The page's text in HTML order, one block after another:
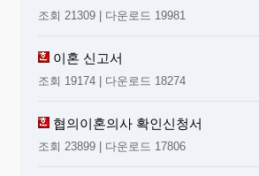
사항은?
① 모바일화 ② 네트워크화
③ 융합/복합화 ④ 특성
는?
① 구매 한다
② 구매 않한다
조회 21309 | 다운로드 19981
이혼 신고서
조회 19174 | 다운로드 18274
협의이혼의사 확인신청서
조회 23899 | 다운로드 17806